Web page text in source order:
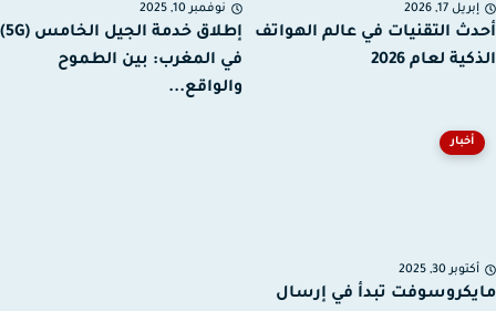
17, 2026
التقنيات في عالم الهواتف
لعام 2026
نوفمبر 10, 2025
إطلاق خدمة الجيل الخامس (5G)
في المغرب: بين الطموح
والواقع...
أخبار
30, 2025
تبدأ في إرسال